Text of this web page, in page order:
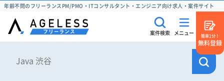
年齢不問のフリーランスPM/PMO・ITコンサルタント・エンジニア向け求人・案件サイト
案件検索 メニュー
簡単1分！
無料登録